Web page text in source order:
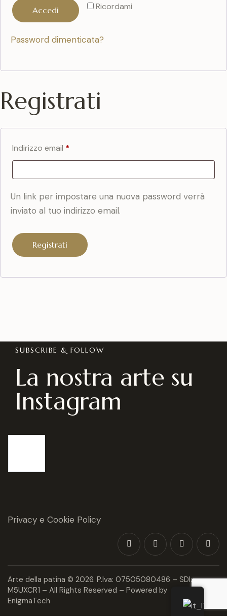
Ricordami
Accedi
Password dimenticata?
Registrati
Indirizzo email *
Un link per impostare una nuova password verrà
inviato al tuo indirizzo email.
Registrati
SUBSCRIBE & FOLLOW
La nostra arte su
Instagram
Privacy e Cookie Policy
Arte della patina © 2026. P.Iva: 07505080486 – SDI:
M5UXCR1 – All Rights Reserved – Powered by
EnigmaTech